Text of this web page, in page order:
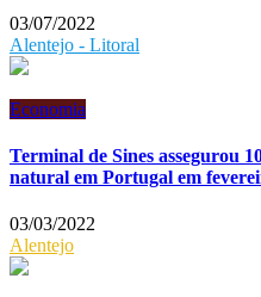
03/07/2022
Alentejo - Litoral
Economia
Terminal de Sines assegurou
natural em Portugal em
03/03/2022
Alentejo